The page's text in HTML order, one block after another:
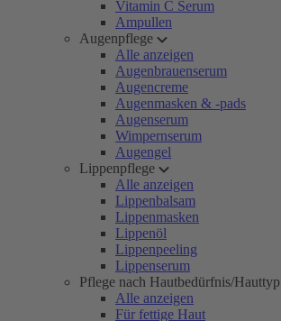
Vitamin C Serum
Ampullen
Augenpflege
Alle anzeigen
Augenbrauenserum
Augencreme
Augenmasken & -pads
Augenserum
Wimpernserum
Augengel
Lippenpflege
Alle anzeigen
Lippenbalsam
Lippenmasken
Lippenöl
Lippenpeeling
Lippenserum
Pflege nach Hautbedürfnis/Hauttyp
Alle anzeigen
Für fettige Haut